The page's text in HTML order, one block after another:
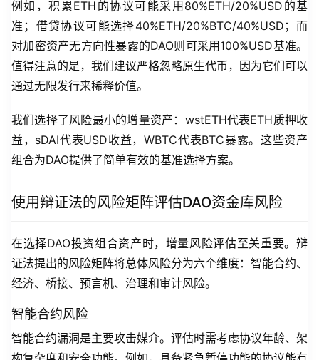
例如，积累ETH的协议可能采用80%ETH/20%USD的基
准；借贷协议可能选择40%ETH/20%BTC/40%USD；而
对加密资产无方向性暴露的DAO则可采用100%USD基准。
值得注意的是，我们建议严格忽略原生代币，因为它们可以
通过无限发行来稀释价值。
我们选择了风险最小的增量资产：wstETH代表ETH质押收
益，sDAI代表USD收益，WBTC代表BTC暴露。这些资产
组合为DAO提供了简单有效的基准选择方案。
使用辩证法的风险矩阵评估DAO资金库风险
在选择DAO投资组合资产时，增量风险评估至关重要。辩
证法提出的风险矩阵将总体风险分为六个维度：智能合约、
经济、桥接、预言机、治理和审计风险。
智能合约风险
智能合约漏洞是主要攻击媒介。评估时需考虑协议年龄、架